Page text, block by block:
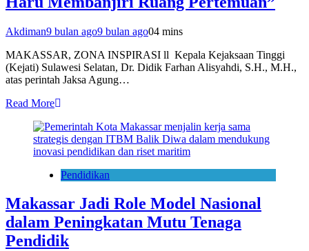
Akdiman9 bulan ago9 bulan ago04 mins
MAKASSAR, ZONA INSPIRASI ll Kepala Kejaksaan Tinggi
(Kejati) Sulawesi Selatan, Dr. Didik Farhan Alisyahdi, S.H., M.H.,
atas perintah Jaksa Agung…
Read More
Pendidikan
Makassar Jadi Role Model Nasional
dalam Peningkatan Mutu Tenaga
Pendidik